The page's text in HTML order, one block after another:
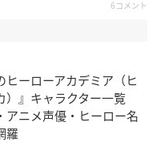
6コメント
ヒーローアカデミア（ヒ
）』キャラクター一覧
アニメ声優・ヒーロー名
羅